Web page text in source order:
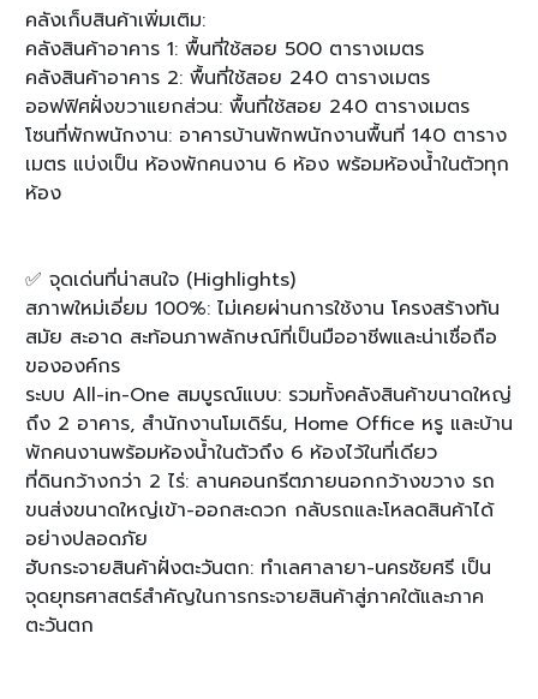
คลังเก็บสินค้าเพิ่มเติม:
คลังสินค้าอาคาร 1: พื้นที่ใช้สอย 500 ตารางเมตร
คลังสินค้าอาคาร 2: พื้นที่ใช้สอย 240 ตารางเมตร
ออฟฟิศฝั่งขวาแยกส่วน: พื้นที่ใช้สอย 240 ตารางเมตร
โซนที่พักพนักงาน: อาคารบ้านพักพนักงานพื้นที่ 140 ตาราง
เมตร แบ่งเป็น ห้องพักคนงาน 6 ห้อง พร้อมห้องน้ำในตัวทุก
ห้อง
✅ จุดเด่นที่น่าสนใจ (Highlights)
สภาพใหม่เอี่ยม 100%: ไม่เคยผ่านการใช้งาน โครงสร้างทัน
สมัย สะอาด สะท้อนภาพลักษณ์ที่เป็นมืออาชีพและน่าเชื่อถือ
ขององค์กร
ระบบ All-in-One สมบูรณ์แบบ: รวมทั้งคลังสินค้าขนาดใหญ่
ถึง 2 อาคาร, สำนักงานโมเดิร์น, Home Office หรู และบ้าน
พักคนงานพร้อมห้องน้ำในตัวถึง 6 ห้องไว้ในที่เดียว
ที่ดินกว้างกว่า 2 ไร่: ลานคอนกรีตภายนอกกว้างขวาง รถ
ขนส่งขนาดใหญ่เข้า-ออกสะดวก กลับรถและโหลดสินค้าได้
อย่างปลอดภัย
ฮับกระจายสินค้าฝั่งตะวันตก: ทำเลศาลายา-นครชัยศรี เป็น
จุดยุทธศาสตร์สำคัญในการกระจายสินค้าสู่ภาคใต้และภาค
ตะวันตก